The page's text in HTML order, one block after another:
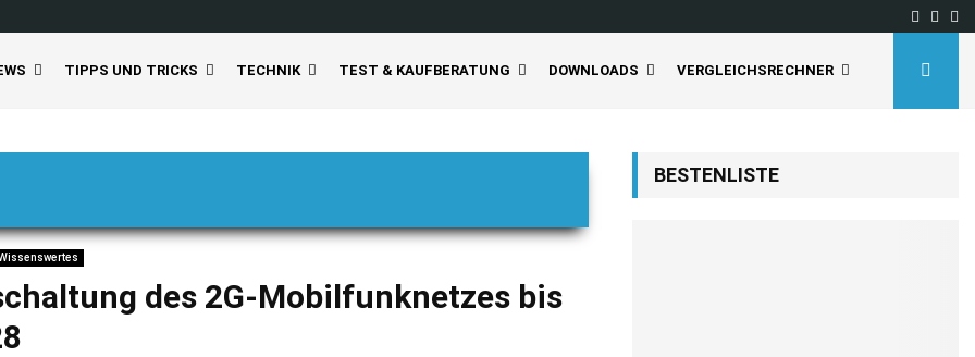
TIPPS UND TRICKS TECHNIK TEST & KAUFBERATUNG DOWNLOADS VERGLEICHSRECHNER
des 2G-Mobilfunknetzes bis
BESTENLISTE